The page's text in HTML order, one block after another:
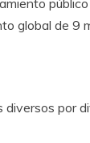
global de 9
por